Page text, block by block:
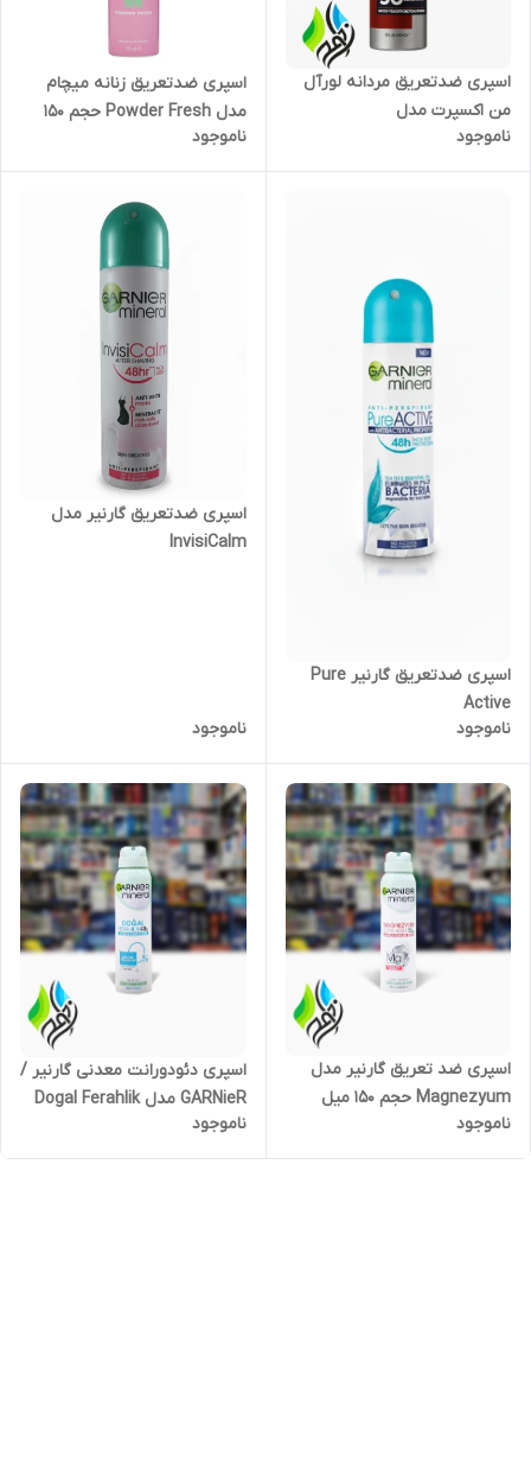
اسپری ضدتعریق مردانه لورآل
من اکسپرت مدل
Invincible Man 96H بدون الکل
ناموجود
اسپری ضدتعریق زنانه میچام
مدل Powder Fresh حجم 150
میلی‌لیتر
ناموجود
اسپری ضدتعریق گارنیر Pure
Active
ناموجود
اسپری ضدتعریق گارنیر مدل
InvisiCalm
ناموجود
اسپری ضد تعریق گارنیر مدل
Magnezyum حجم 150 میل
ناموجود
اسپری دئودورانت معدنی گارنیر /
GARNieR مدل Dogal Ferahlik
ناموجود